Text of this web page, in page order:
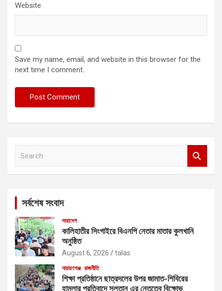
Website
Save my name, email, and website in this browser for the
next time I comment.
সর্বশেষ সংবাদ
সারাদেশ
কালিহাতীর সিংগাইরে বিএনপি নেতার মাতার কুলখানি
অনুষ্ঠিত
August 6, 2026 talas
নারায়ণগঞ্জ রাজনীতি
শিক্ষা প্রতিষ্ঠানে ছাত্রদলের উপর জামাত-শিবিরের
হামলার প্রতিবাদে সুলতান এর নেতৃত্বে বিক্ষোভ